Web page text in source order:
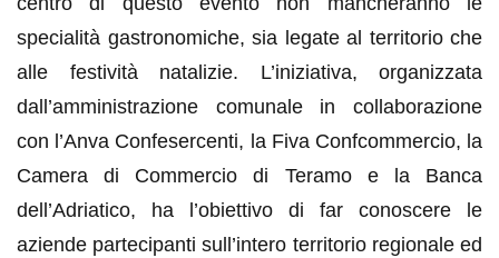
specialità gastronomiche, sia legate al territorio che
alle festività natalizie. L’iniziativa, organizzata
dall’amministrazione comunale in collaborazione
con l’Anva Confesercenti, la Fiva Confcommercio, la
Camera di Commercio di Teramo e la Banca
dell’Adriatico, ha l’obiettivo di far conoscere le
aziende partecipanti sull’intero territorio regionale ed